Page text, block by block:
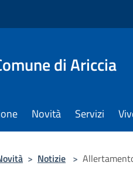
di Ariccia
Novità Servizi
> Notizie >